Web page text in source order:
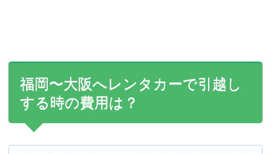
福岡〜大阪へレンタカーで引越し
する時の費用は？